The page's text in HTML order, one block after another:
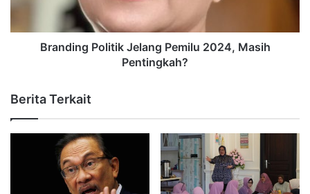
Branding Politik Jelang Pemilu 2024, Masih
Pentingkah?
Berita Terkait